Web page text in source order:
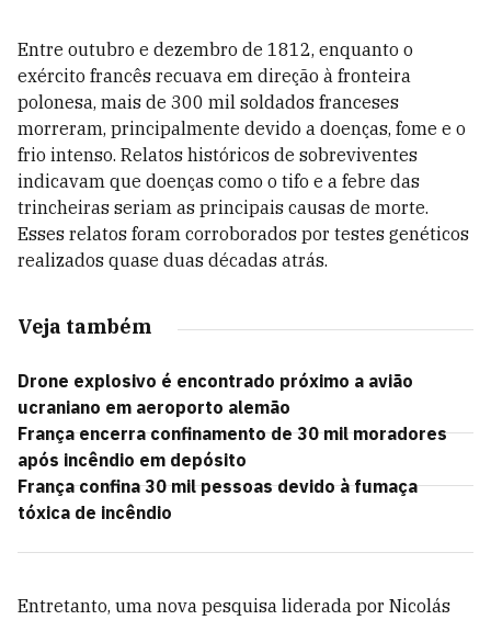
Entre outubro e dezembro de 1812, enquanto o
exército francês recuava em direção à fronteira
polonesa, mais de 300 mil soldados franceses
morreram, principalmente devido a doenças, fome e o
frio intenso. Relatos históricos de sobreviventes
indicavam que doenças como o tifo e a febre das
trincheiras seriam as principais causas de morte.
Esses relatos foram corroborados por testes genéticos
realizados quase duas décadas atrás.
Veja também
Drone explosivo é encontrado próximo a avião
ucraniano em aeroporto alemão
França encerra confinamento de 30 mil moradores
após incêndio em depósito
França confina 30 mil pessoas devido à fumaça
tóxica de incêndio
Entretanto, uma nova pesquisa liderada por Nicolás